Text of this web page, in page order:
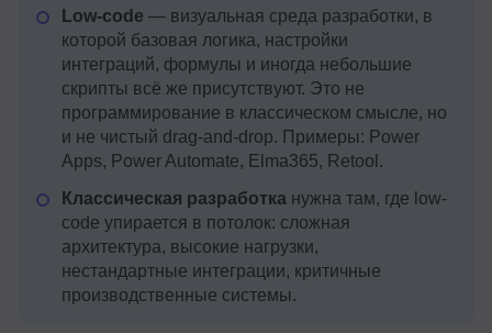
Low-code — визуальная среда разработки, в
которой базовая логика, настройки
интеграций, формулы и иногда небольшие
скрипты всё же присутствуют. Это не
программирование в классическом смысле, но
и не чистый drag-and-drop. Примеры: Power
Apps, Power Automate, Elma365, Retool.
Классическая разработка нужна там, где low-
code упирается в потолок: сложная
архитектура, высокие нагрузки,
нестандартные интеграции, критичные
производственные системы.